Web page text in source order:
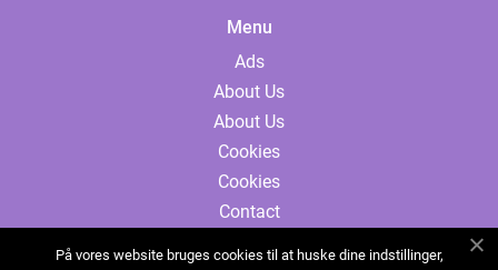
Menu
Ads
About Us
About Us
Cookies
Cookies
Contact
På vores website bruges cookies til at huske dine indstillinger,